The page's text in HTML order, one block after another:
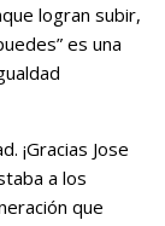
logran subir,
es una
¡Gracias Jose
a los
que